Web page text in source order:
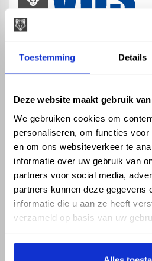
Toestemming Details
Deze website maakt gebruik
We gebruiken cookies om
personaliseren, om functies
en om ons websiteverkeer te
informatie over uw gebruik van
partners voor social media,
partners kunnen deze gegevens
informatie die u aan ze heeft
verzameld op basis van uw
ASSORTIMENT
Hemelwaterafvoer
Drukleiding
Beregening
KENNIS
Kennisbank
phone_enabled +31 416 75 02 55
mail info@vosproducts.nl
check_circleDé bouwmarkt van Altena
check_circle Direct uit grote voorraad geleverd
check_circleLevering in NL en BE